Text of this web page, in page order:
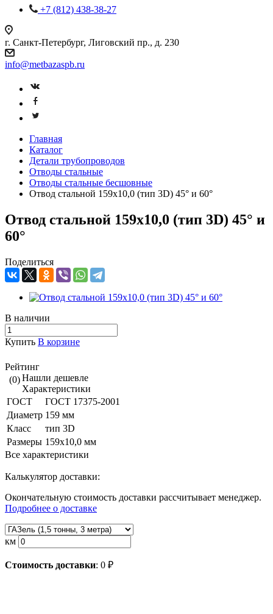
+7 (812) 438-38-27
г. Санкт-Петербург, Лиговский пр., д. 230
info@metbazaspb.ru
Главная
Каталог
Детали трубопроводов
Отводы стальные
Отводы стальные бесшовные
Отвод стальной 159х10,0 (тип 3D) 45° и 60°
Отвод стальной 159х10,0 (тип 3D) 45° и
60°
Поделиться
В наличии
Купить В корзине
Рейтинг
(0)Нашли дешевле
Характеристики
ГОСТ
ГОСТ 17375-2001
Диаметр 159 мм
Класс
тип 3D
Размеры 159х10,0 мм
Все характеристики
Калькулятор доставки:
Окончательную стоимость доставки рассчитывает менеджер.
Подробнее о доставке
км
Стоимость доставки: 0 ₽